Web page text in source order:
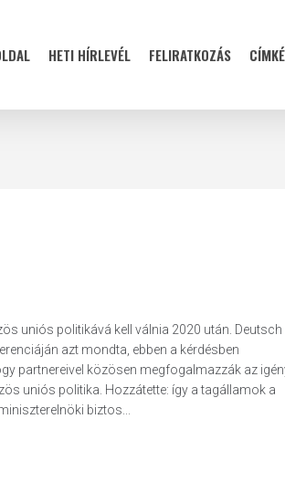
HETI HÍRLEVÉL FELIRATKOZÁS
uniós politikává kell válnia 2020 után.
azt mondta, ebben a kérdésben
partnereivel közösen megfogalmazzák az
uniós politika. Hozzátette: így a tagállamok a
biztos...